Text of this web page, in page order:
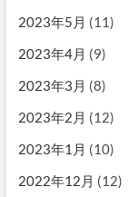
2023年5月 (11)
2023年4月 (9)
2023年3月 (8)
2023年2月 (12)
2023年1月 (10)
2022年12月 (12)